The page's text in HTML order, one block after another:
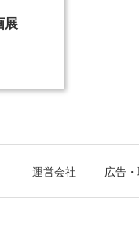
展
運営会社 広告